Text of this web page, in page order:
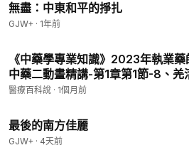
無盡：中東和平的掙扎
GJW+ · 1年前
《中藥學專業知識》2023年執業
中藥二動畫精講-第1章第1節-8、羌
醫療百科說 · 1個月前
最後的南方佳麗
GJW+ · 4天前